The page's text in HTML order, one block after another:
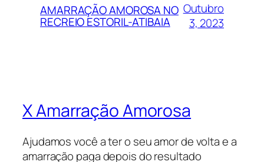
AMARRAÇÃO AMOROSA NO
RECREIO ESTORIL-ATIBAIA
Outubro
3, 2023
X Amarração Amorosa
Ajudamos você a ter o seu amor de volta e a
amarração paga depois do resultado